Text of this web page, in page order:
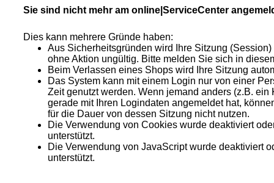
Sie sind nicht mehr am online|ServiceCenter
Dies kann mehrere Gründe haben:
Aus Sicherheitsgründen wird Ihre Sitzung
ohne Aktion ungültig. Bitte melden Sie sich in
Beim Verlassen eines Shops wird Ihre Sitzung
Das System kann mit einem Login nur von einer
Zeit genutzt werden. Wenn jemand anders (z.B. ein
gerade mit Ihren Logindaten angemeldet hat,
für die Dauer von dessen Sitzung nicht nutzen.
Die Verwendung von Cookies wurde deaktiviert
unterstützt.
Die Verwendung von JavaScript wurde deaktiviert
unterstützt.